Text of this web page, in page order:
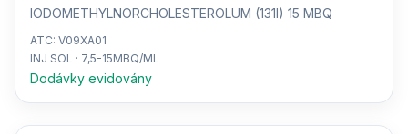
IODOMETHYLNORCHOLESTEROLUM (131I) 15 MBQ
ATC: V09XA01
INJ SOL · 7,5-15MBQ/ML
Dodávky evidovány